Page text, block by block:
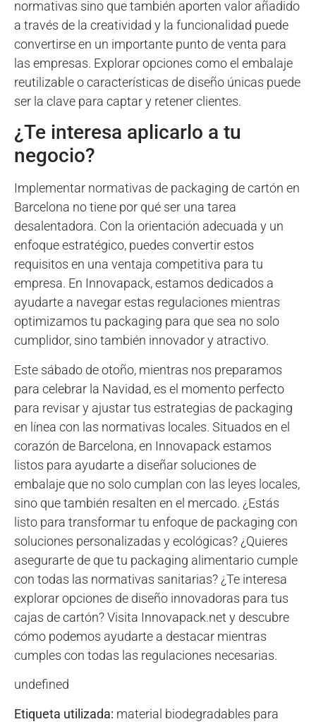
normativas sino que también aporten valor añadido
a través de la creatividad y la funcionalidad puede
convertirse en un importante punto de venta para
las empresas. Explorar opciones como el embalaje
reutilizable o características de diseño únicas puede
ser la clave para captar y retener clientes.
¿Te interesa aplicarlo a tu
negocio?
Implementar normativas de packaging de cartón en
Barcelona no tiene por qué ser una tarea
desalentadora. Con la orientación adecuada y un
enfoque estratégico, puedes convertir estos
requisitos en una ventaja competitiva para tu
empresa. En Innovapack, estamos dedicados a
ayudarte a navegar estas regulaciones mientras
optimizamos tu packaging para que sea no solo
cumplidor, sino también innovador y atractivo.
Este sábado de otoño, mientras nos preparamos
para celebrar la Navidad, es el momento perfecto
para revisar y ajustar tus estrategias de packaging
en línea con las normativas locales. Situados en el
corazón de Barcelona, en Innovapack estamos
listos para ayudarte a diseñar soluciones de
embalaje que no solo cumplan con las leyes locales,
sino que también resalten en el mercado. ¿Estás
listo para transformar tu enfoque de packaging con
soluciones personalizadas y ecológicas? ¿Quieres
asegurarte de que tu packaging alimentario cumple
con todas las normativas sanitarias? ¿Te interesa
explorar opciones de diseño innovadoras para tus
cajas de cartón? Visita Innovapack.net y descubre
cómo podemos ayudarte a destacar mientras
cumples con todas las regulaciones necesarias.
undefined
Etiqueta utilizada: material biodegradables para